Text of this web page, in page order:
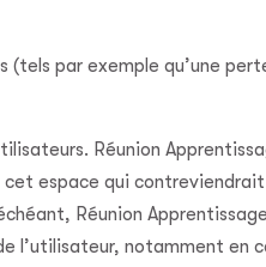
(tels par exemple qu’une
Réunion
cet espace qui
Réunion
l’utilisateur, notamment en